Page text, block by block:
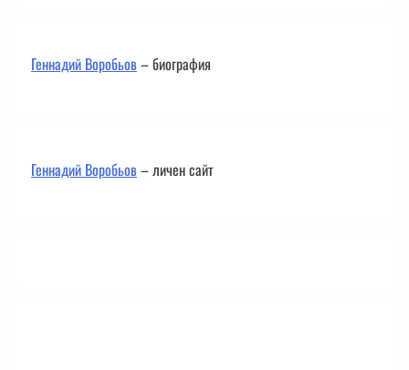
Геннадий Воробьов– биография
Геннадий Воробьов– личен сайт